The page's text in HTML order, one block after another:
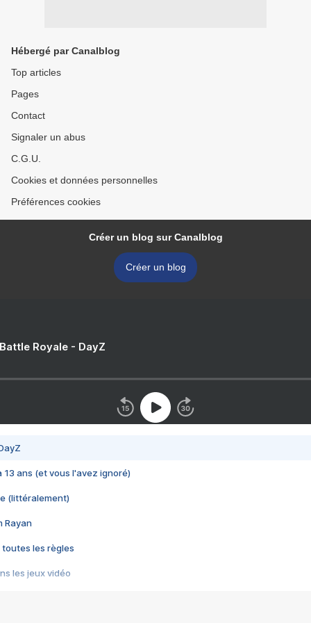
Hébergé par Canalblog
Top articles
Pages
Contact
Signaler un abus
C.G.U.
Cookies et données personnelles
Préférences cookies
Créer un blog sur Canalblog
Créer un blog
Royale - DayZ
13 ans (et vous l'avez ignoré)
(littéralement)
Rayan
toutes les règles
les jeux vidéo